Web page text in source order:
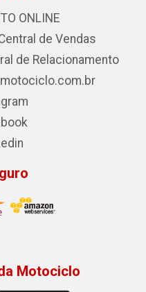
ONLINE
de Vendas
de Relacionamento
Motociclo